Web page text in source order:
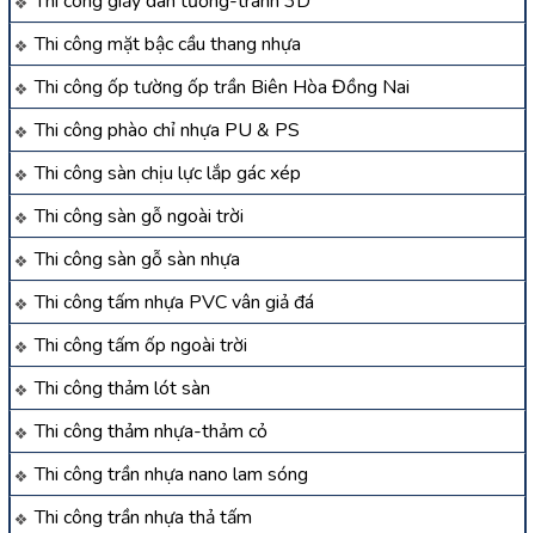
Thi công mặt bậc cầu thang nhựa
Thi công ốp tường ốp trần Biên Hòa Đồng Nai
Thi công phào chỉ nhựa PU & PS
Thi công sàn chịu lực lắp gác xép
Thi công sàn gỗ ngoài trời
Thi công sàn gỗ sàn nhựa
Thi công tấm nhựa PVC vân giả đá
Thi công tấm ốp ngoài trời
Thi công thảm lót sàn
Thi công thảm nhựa-thảm cỏ
Thi công trần nhựa nano lam sóng
Thi công trần nhựa thả tấm